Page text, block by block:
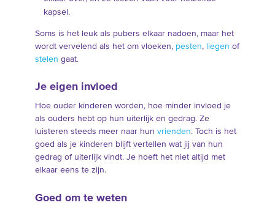
kapsel.
Soms is het leuk als pubers elkaar nadoen, maar het
wordt vervelend als het om vloeken, pesten, liegen of
stelen gaat.
Je eigen invloed
Hoe ouder kinderen worden, hoe minder invloed je
als ouders hebt op hun uiterlijk en gedrag. Ze
luisteren steeds meer naar hun vrienden. Toch is het
goed als je kinderen blijft vertellen wat jij van hun
gedrag of uiterlijk vindt. Je hoeft het niet altijd met
elkaar eens te zijn.
Goed om te weten